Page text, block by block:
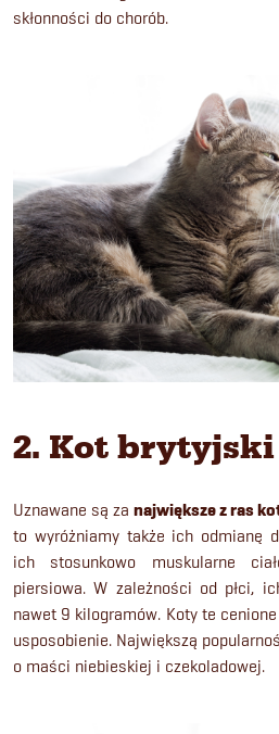
skłonności do chorób.
2. Kot brytyjski
Uznawane są za największe z ras
to wyróżniamy także ich odmianę
ich stosunkowo muskularne
piersiowa. W zależności od płci,
nawet 9 kilogramów. Koty te
usposobienie. Największą
o maści niebieskiej i czekoladowej.